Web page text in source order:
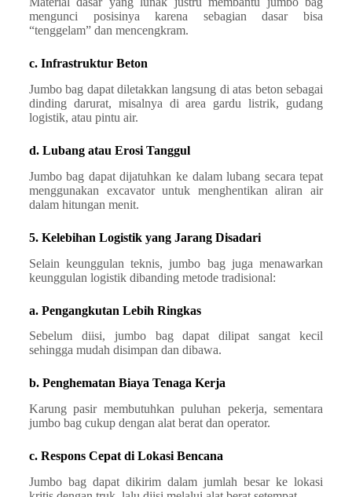
mengunci posisinya karena sebagian dasar bisa
“tenggelam” dan mencengkram.
c. Infrastruktur Beton
Jumbo bag dapat diletakkan langsung di atas beton sebagai
dinding darurat, misalnya di area gardu listrik, gudang
logistik, atau pintu air.
d. Lubang atau Erosi Tanggul
Jumbo bag dapat dijatuhkan ke dalam lubang secara tepat
menggunakan excavator untuk menghentikan aliran air
dalam hitungan menit.
5. Kelebihan Logistik yang Jarang Disadari
Selain keunggulan teknis, jumbo bag juga menawarkan
keunggulan logistik dibanding metode tradisional:
a. Pengangkutan Lebih Ringkas
Sebelum diisi, jumbo bag dapat dilipat sangat kecil
sehingga mudah disimpan dan dibawa.
b. Penghematan Biaya Tenaga Kerja
Karung pasir membutuhkan puluhan pekerja, sementara
jumbo bag cukup dengan alat berat dan operator.
c. Respons Cepat di Lokasi Bencana
Jumbo bag dapat dikirim dalam jumlah besar ke lokasi